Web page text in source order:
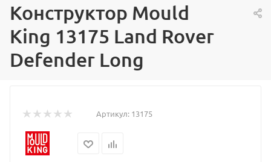
Конструктор Mould
King 13175 Land Rover
Defender Long
Артикул: 13175